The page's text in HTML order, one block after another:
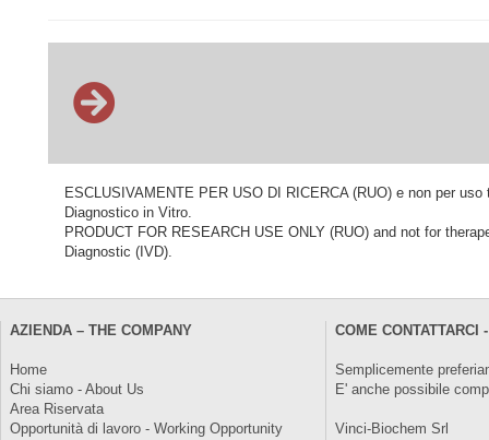
ESCLUSIVAMENTE PER USO DI RICERCA (RUO) e non per
Diagnostico in Vitro.
PRODUCT FOR RESEARCH USE ONLY (RUO) and not for
Diagnostic (IVD).
AZIENDA – THE COMPANY
Home
Chi siamo - About Us
Area Riservata
Opportunità di lavoro - Working Opportunity
COME CONTATTARCI
Semplicemente
E' anche possibile
Vinci-Biochem Srl